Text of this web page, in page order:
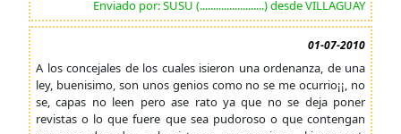
Enviado por: SUSU (........................) desde VILLAGUAY
01-07-2010
A los concejales de los cuales isieron una ordenanza, de una
ley, buenisimo, son unos genios como no se me ocurrio¡¡, no
se, capas no leen pero ase rato ya que no se deja poner
revistas o lo que fuere que sea pudoroso o que contengan